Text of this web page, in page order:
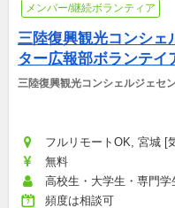
メンバー/継続ボランティア
三陸復興観光コンシェ
ター広報部ボランテイ
三陸復興観光コンシェルジェセ
フルリモートOK, 宮城 [
無料
高校生・大学生・専門学
頻度は相談可